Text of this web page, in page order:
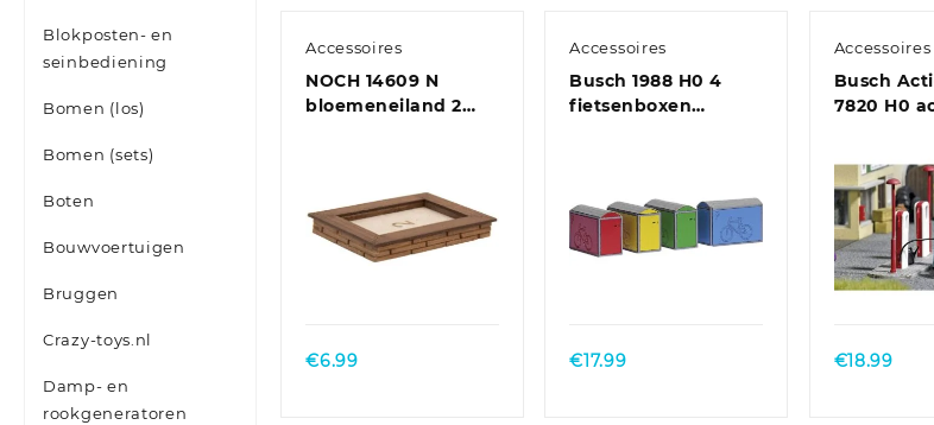
Blokposten- en
seinbediening
Bomen (los)
Bomen (sets)
Boten
Bouwvoertuigen
Bruggen
Crazy-toys.nl
Damp- en
rookgeneratoren
Accessoires
NOCH 14609 N
bloemeneiland 2
€6.99
Accessoires
Busch 1988 H0 4
fietsenboxen
€17.99
Accessoires
Busch
7820 H0
€18.99